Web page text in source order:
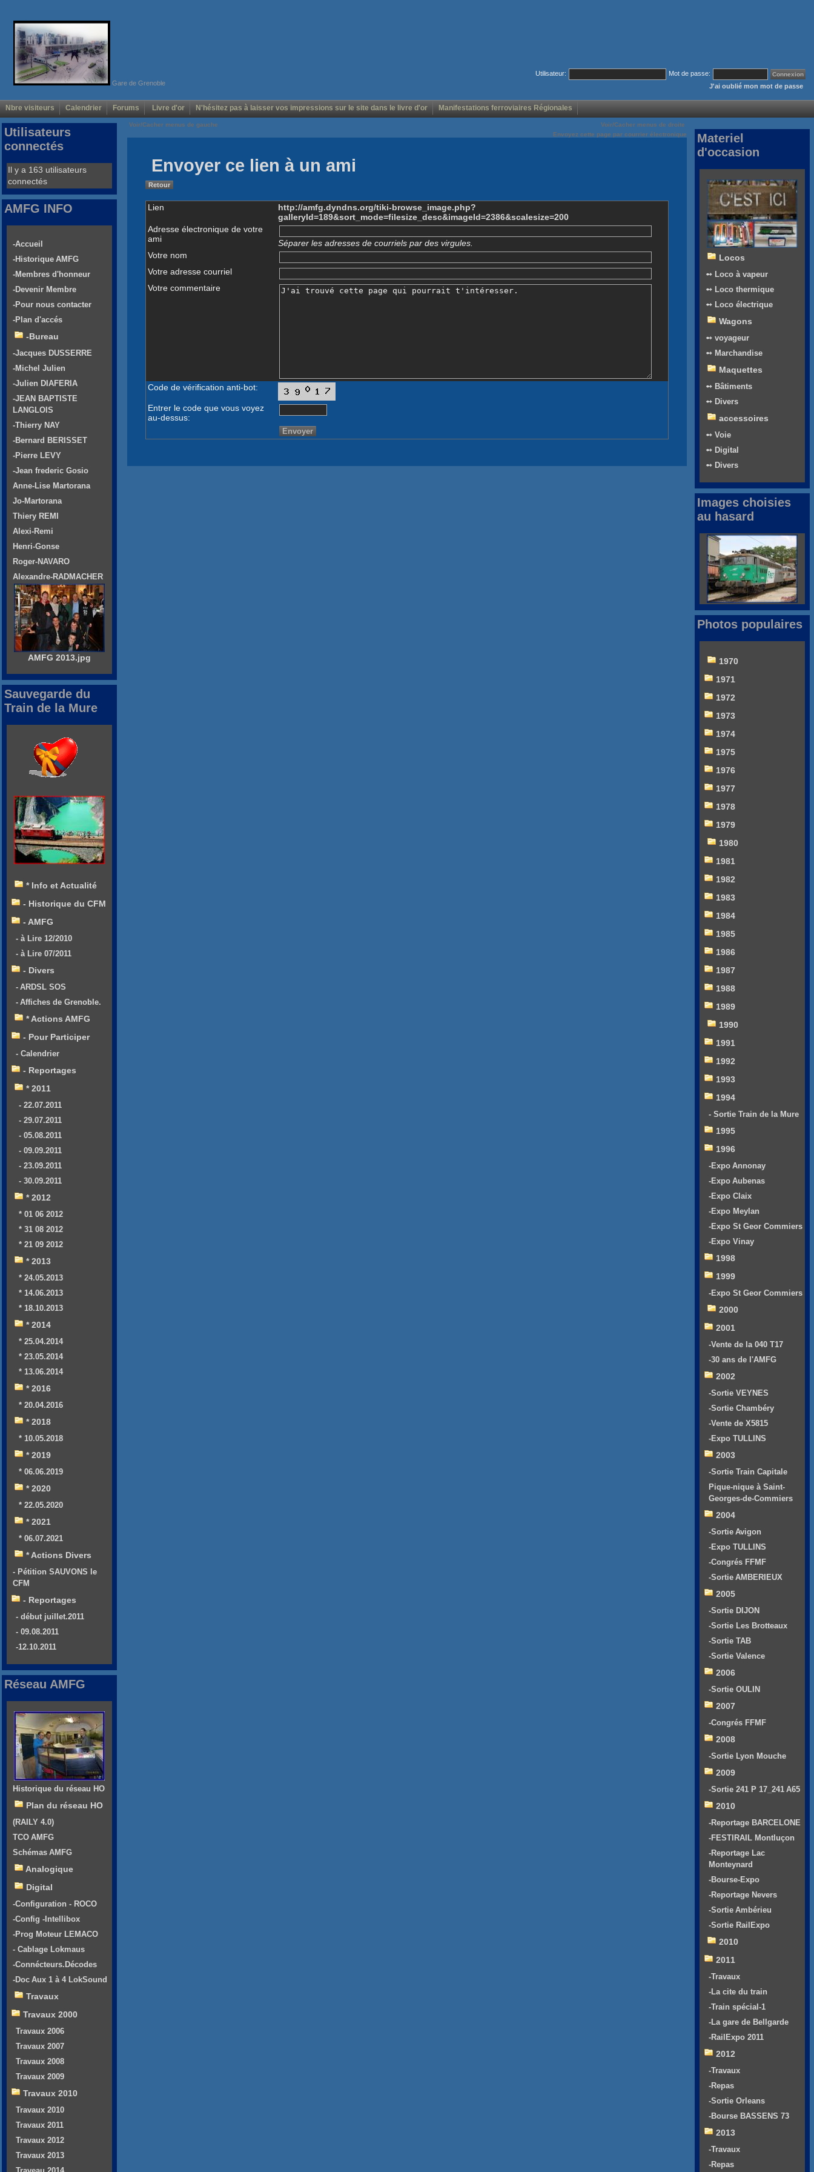
Gare de Grenoble
Utilisateur:
Mot de passe:
J'ai oublié mon mot de passe
Nbre visiteurs Calendrier Forums Livre d'or N'hésitez pas à laisser vos impressions sur le site dans le livre d'or Manifestations ferroviaires Régionales
Voir/Cacher menus de gauche
Voir/Cacher menus de droite
Envoyez cette page par courrier électronique
Envoyer ce lien à un ami
Retour
Lien
http://amfg.dyndns.org/tiki-browse_image.php?
galleryId=189&sort_mode=filesize_desc&imageId=2386&scalesize=200
Adresse électronique de votre
ami
Séparer les adresses de courriels par des virgules.
Votre nom
Votre adresse courriel
Votre commentaire
Code de vérification anti-bot:
Entrer le code que vous voyez
au-dessus:
Utilisateurs
connectés
Il y a 163 utilisateurs
connectés
AMFG INFO
-Accueil
-Historique AMFG
-Membres d'honneur
-Devenir Membre
-Pour nous contacter
-Plan d'accés
-Bureau
-Jacques DUSSERRE
-Michel Julien
-Julien DIAFERIA
-JEAN BAPTISTE
LANGLOIS
-Thierry NAY
-Bernard BERISSET
-Pierre LEVY
-Jean frederic Gosio
Anne-Lise Martorana
Jo-Martorana
Thiery REMI
Alexi-Remi
Henri-Gonse
Roger-NAVARO
Alexandre-RADMACHER
AMFG 2013.jpg
Sauvegarde du
Train de la Mure
* Info et Actualité
- Historique du CFM
- AMFG
- à Lire 12/2010
- à Lire 07/2011
- Divers
- ARDSL SOS
- Affiches de Grenoble.
* Actions AMFG
- Pour Participer
- Calendrier
- Reportages
* 2011
- 22.07.2011
- 29.07.2011
- 05.08.2011
- 09.09.2011
- 23.09.2011
- 30.09.2011
* 2012
* 01 06 2012
* 31 08 2012
* 21 09 2012
* 2013
* 24.05.2013
* 14.06.2013
* 18.10.2013
* 2014
* 25.04.2014
* 23.05.2014
* 13.06.2014
* 2016
* 20.04.2016
* 2018
* 10.05.2018
* 2019
* 06.06.2019
* 2020
* 22.05.2020
* 2021
* 06.07.2021
* Actions Divers
- Pétition SAUVONS le
CFM
- Reportages
- début juillet.2011
- 09.08.2011
-12.10.2011
Réseau AMFG
Historique du réseau HO
Plan du réseau HO
(RAILY 4.0)
TCO AMFG
Schémas AMFG
Analogique
Digital
-Configuration - ROCO
-Config -Intellibox
-Prog Moteur LEMACO
- Cablage Lokmaus
-Connécteurs.Décodes
-Doc Aux 1 à 4 LokSound
Travaux
Travaux 2000
Travaux 2006
Travaux 2007
Travaux 2008
Travaux 2009
Travaux 2010
Travaux 2010
Travaux 2011
Travaux 2012
Travaux 2013
Materiel
d'occasion
Locos
➻ Loco à vapeur
➻ Loco thermique
➻ Loco électrique
Wagons
➻ voyageur
➻ Marchandise
Maquettes
➻ Bâtiments
➻ Divers
accessoires
➻ Voie
➻ Digital
➻ Divers
Images choisies
au hasard
Photos populaires
1970
1971
1972
1973
1974
1975
1976
1977
1978
1979
1980
1981
1982
1983
1984
1985
1986
1987
1988
1989
1990
1991
1992
1993
1994
- Sortie Train de la Mure
1995
1996
-Expo Annonay
-Expo Aubenas
-Expo Claix
-Expo Meylan
-Expo St Geor Commiers
-Expo Vinay
1998
1999
-Expo St Geor Commiers
2000
2001
-Vente de la 040 T17
-30 ans de l'AMFG
2002
-Sortie VEYNES
-Sortie Chambéry
-Vente de X5815
-Expo TULLINS
2003
-Sortie Train Capitale
Pique-nique à Saint-
Georges-de-Commiers
2004
-Sortie Avigon
-Expo TULLINS
-Congrés FFMF
-Sortie AMBERIEUX
2005
-Sortie DIJON
-Sortie Les Brotteaux
-Sortie TAB
-Sortie Valence
2006
-Sortie OULIN
2007
-Congrés FFMF
2008
-Sortie Lyon Mouche
2009
-Sortie 241 P 17_241 A65
2010
-Reportage BARCELONE
-FESTIRAIL Montluçon
-Reportage Lac
Monteynard
-Bourse-Expo
-Reportage Nevers
-Sortie Ambérieu
-Sortie RailExpo
2010
2011
-Travaux
-La cite du train
-Train spécial-1
-La gare de Bellgarde
-RailExpo 2011
2012
-Travaux
-Repas
-Sortie Orleans
-Bourse BASSENS 73
2013
-Travaux
-Repas